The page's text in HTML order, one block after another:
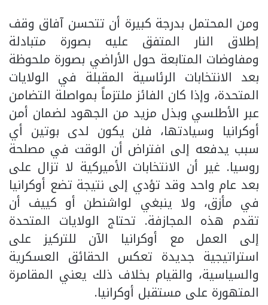
ومن المحتمل بدرجة كبيرة أن تتحسن آفاق وقف
إطلاق النار المتفق عليه بصورة متبادلة
ومفاوضات المتابعة حول الأراضي بصورة ملحوظة
بعد الانتخابات الرئاسية المقبلة في الولايات
المتحدة، وإذا كان الفائز ملتزماً بمواصلة التضامن
عبر الأطلسي وبذل مزيد من الجهود لضمان أمن
أوكرانيا وسيادتها، فلن يكون لدى بوتين أي
سبب يدفعه إلى افتراض أن الوقت في مصلحة
روسيا. غير أن الانتخابات الأميركية لا تزال على
بعد عام واحد وقد تؤدي إلى نتيجة تضع أوكرانيا
في مأزق، ولا ينبغي لواشنطن أو كييف أن
تقدم هذه المجازفة. تحتاج الولايات المتحدة
إلى العمل مع أوكرانيا الآن للتركيز على
استراتيجية جديدة تعكس الحقائق العسكرية
والسياسية، والقيام بخلاف ذلك يعني المقامرة
المتهورة على مستقبل أوكرانيا.